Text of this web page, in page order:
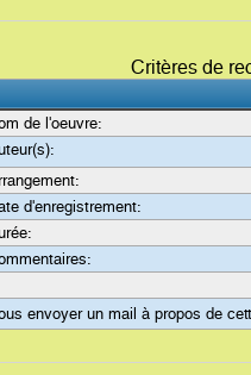
Critères de
de l'oeuvre:
d'enregistrement:
envoyer un mail à propos de